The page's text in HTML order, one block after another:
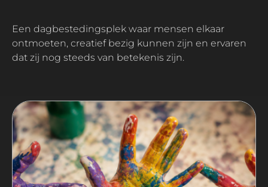
Een dagbestedingsplek waar mensen elkaar
ontmoeten, creatief bezig kunnen zijn en ervaren
dat zij nog steeds van betekenis zijn.